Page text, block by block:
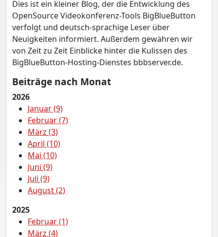
Dies ist ein kleiner Blog, der die Entwicklung des
OpenSource Videokonferenz-Tools BigBlueButton
verfolgt und deutsch-sprachige Leser über
Neuigkeiten informiert. Außerdem gewähren wir
von Zeit zu Zeit Einblicke hinter die Kulissen des
BigBlueButton-Hosting-Dienstes bbbserver.de.
Beiträge nach Monat
2026
Januar (9)
Februar (7)
März (3)
April (10)
Mai (10)
Juni (9)
Juli (9)
August (2)
2025
Februar (1)
März (4)